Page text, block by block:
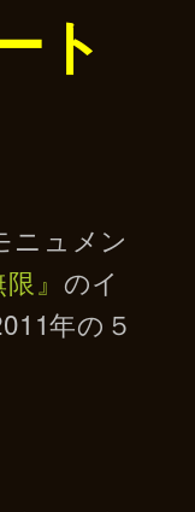
ト
ニュメン
』 のイ
年の５